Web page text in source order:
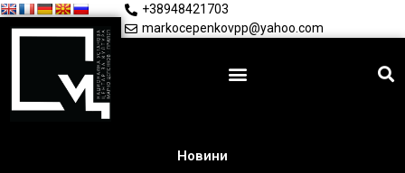
+38948421703
markocepenkovpp@yahoo.com
Новини